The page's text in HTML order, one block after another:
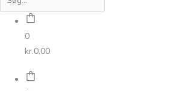
0
kr. 0,00